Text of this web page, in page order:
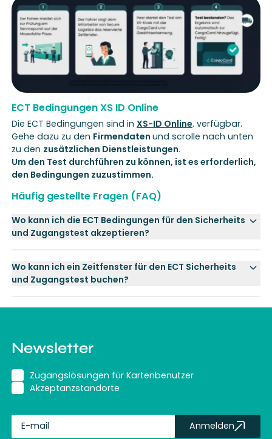
ECT Bedingungen XS ID Online
Die ECT Bedingungen sind inXS-ID Online. verfügbar.
Gehe dazu zu den Firmendatenund scrolle nach unten
zu den zusätzlichen Dienstleistungen.
Um den Test durchführen zu können, ist es erforderlich,
den Bedingungen zuzustimmen.
Häufig gestellte Fragen (FAQ)
Wo kann ich die ECT Bedingungen für den Sicherheits
und Zugangstest akzeptieren?
Wo kann ich ein Zeitfenster für den ECT Sicherheits
und Zugangstest buchen?
Newsletter
Zugangslösungen für Kartenbenutzer
Akzeptanzstandorte
Anmelden